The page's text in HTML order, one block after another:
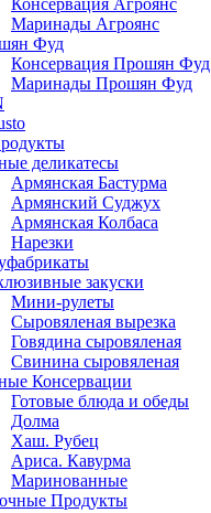
Консервация Агроянс
Маринады Агроянс
Фуд
Консервация Прошян Фуд
Маринады Прошян Фуд
деликатесы
Армянская Бастурма
Армянский Суджух
Армянская Колбаса
Нарезки
закуски
Мини-рулеты
Сыровяленая вырезка
Говядина сыровяленая
Свинина сыровяленая
Консервации
Готовые блюда и обеды
Долма
Хаш. Рубец
Ариса. Кавурма
Маринованные
Продукты